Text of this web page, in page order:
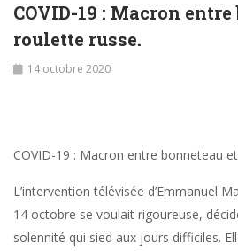
COVID-19 : Macron
roulette russe.
14 octobre 2020
COVID-19 : Macron entre bonneteau
L’intervention télévisée d’Emmanuel
14 octobre se voulait rigoureuse,
solennité qui sied aux jours difficiles.